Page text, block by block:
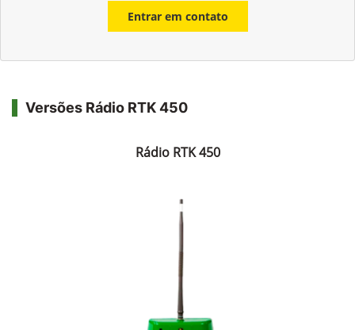
Entrar em contato
Versões Rádio RTK 450
Rádio RTK 450